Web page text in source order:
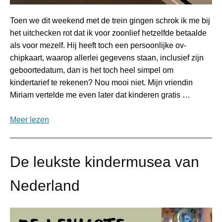
Toen we dit weekend met de trein gingen schrok ik me bij
het uitchecken rot dat ik voor zoonlief hetzelfde betaalde
als voor mezelf. Hij heeft toch een persoonlijke ov-
chipkaart, waarop allerlei gegevens staan, inclusief zijn
geboortedatum, dan is het toch heel simpel om
kindertarief te rekenen? Nou mooi niet. Mijn vriendin
Miriam vertelde me even later dat kinderen gratis …
Meer lezen
De leukste kindermusea van
Nederland